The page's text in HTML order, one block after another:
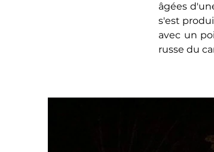
âgées
s'est
avec un
russe du